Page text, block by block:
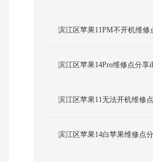
滨江区苹果11PM不开机维修
滨江区苹果14Pro维修点分享
滨江区苹果11无法开机维修
滨江区苹果14白苹果维修点